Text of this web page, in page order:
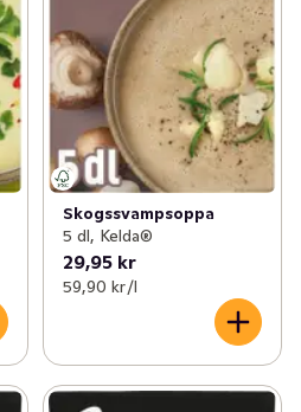
Skogssvampsoppa
5 dl, Kelda®
29,95 kr
59,90 kr /l